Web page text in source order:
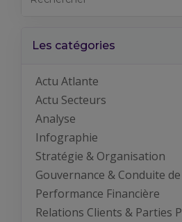
Les catégories
Actu Atlante
Actu Secteurs
Analyse
Infographie
Stratégie & Organisation
Gouvernance & Conduite
Performance Financière
Relations Clients & Parties